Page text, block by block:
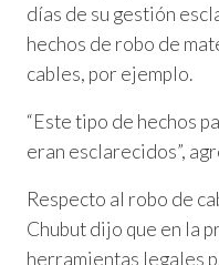
días de su gestión
hechos de robo de
cables, por ejemplo.
“Este tipo de hechos
eran esclarecidos”,
Respecto al robo de
Chubut dijo que en la
herramientas legales